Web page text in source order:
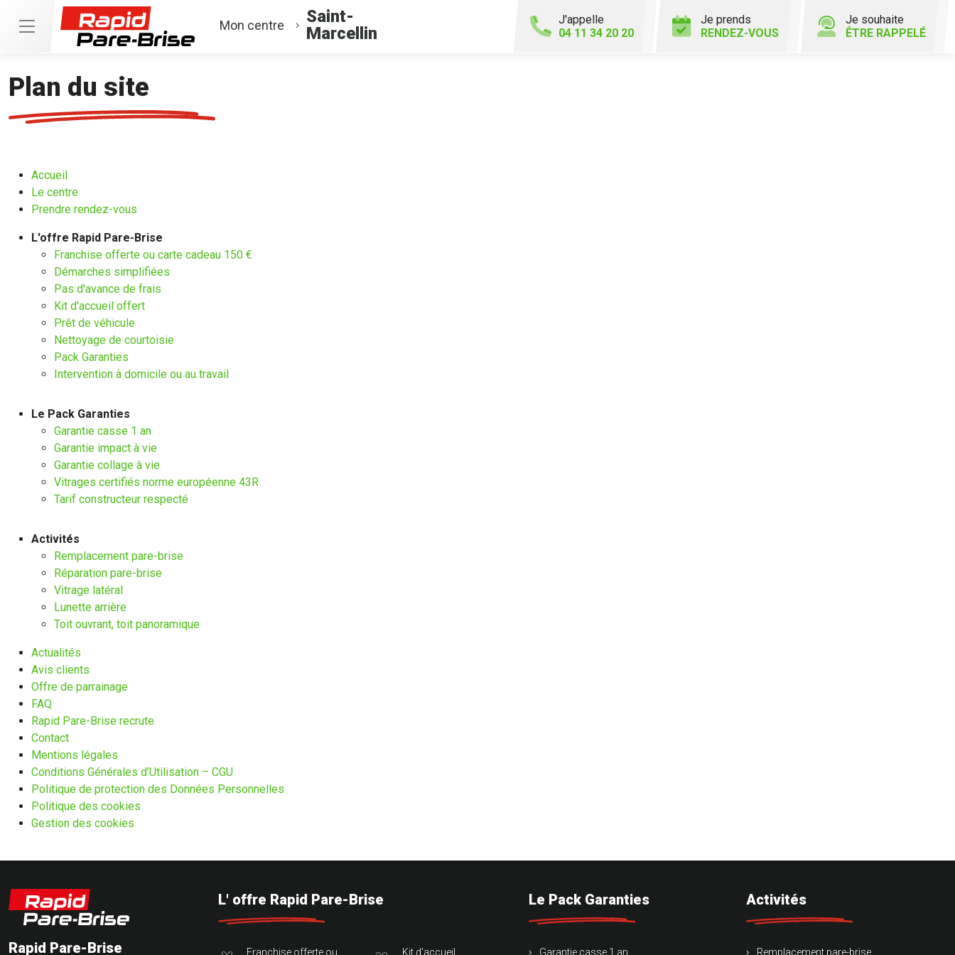
Mon centre
Saint-
Marcellin
J'appelle
04 11 34 20 20
Je prends
RENDEZ-VOUS
Je souhaite
ÊTRE RAPPELÉ
Plan du site
Accueil
Le centre
Prendre rendez-vous
L'offre Rapid Pare-Brise
Franchise offerte ou carte cadeau 150 €
Démarches simplifiées
Pas d'avance de frais
Kit d'accueil offert
Prêt de véhicule
Nettoyage de courtoisie
Pack Garanties
Intervention à domicile ou au travail
Le Pack Garanties
Garantie casse 1 an
Garantie impact à vie
Garantie collage à vie
Vitrages certifiés norme européenne 43R
Tarif constructeur respecté
Activités
Remplacement pare-brise
Réparation pare-brise
Vitrage latéral
Lunette arrière
Toit ouvrant, toit panoramique
Actualités
Avis clients
Offre de parrainage
FAQ
Rapid Pare-Brise recrute
Contact
Mentions légales
Conditions Générales d’Utilisation – CGU
Politique de protection des Données Personnelles
Politique des cookies
Gestion des cookies
Rapid Pare-Brise
L' offre Rapid Pare-Brise
Franchise offerte ou Kit d'accueil
Le Pack Garanties
Garantie casse 1 an
Activités
Remplacement pare-brise